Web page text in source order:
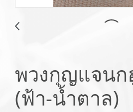
พวงกุญแจนก
(ฟ้า-น้ำตาล)